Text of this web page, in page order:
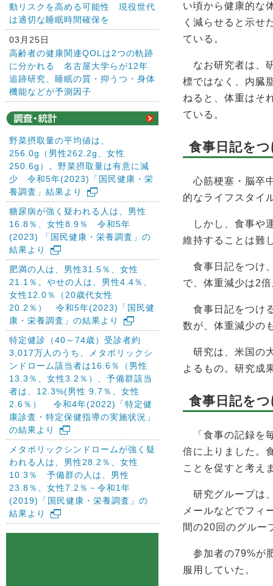
い頃から健康的な
く減らせると示せ
ている。
なお研究者は、
標ではなく、内臓
ねると、体重はそ
ている。
食事日記を
心筋梗塞・脳卒
的なライフスタイ
しかし、食事や
維持することは難
食事日記をつけ
で、体重減少は2
食事日記をつけ
数が、体重減少の
研究は、米国の
よるもの。研究
食事日記を
「食事の記録を
倍に上りました。
ことを促すと考え
研究グループは
メールなどでフィ
間の20回のグルー
参加者の79%が
服用していた。
動リスクを高める可能性 現役世代
は適切な睡眠時間確保を
03月25日
高齢者の健康関連QOLは2つの軌跡
に分かれる 名古屋大学らが12年
追跡研究、睡眠の質・抑うつ・身体
機能などが予測因子
野菜摂取量の平均値は、
256.0g（男性262.2g、女性
250.6g）。野菜摂取量は有意に減
少 令和5年(2023)「国民健康・栄
養調査」結果より
糖尿病が強く疑われる人は、男性
16.8％、女性8.9％ 令和5年
(2023) 「国民健康・栄養調査」の
結果より
肥満の人は、男性31.5％、女性
21.1％。やせの人は、男性4.4％、
女性12.0％（20歳代女性
20.2％） 令和5年(2023)「国民健
康・栄養調査」の結果より
特定健診（40～74歳）受診者約
3,017万人のうち、メタボリックシ
ンドローム該当者は16.6％（男性
13.3％、女性3.2％）、予備群該当
者は、12.3%(男性 9.7％、女性
2.6％） 令和4年(2022)「特定健
康診査・特定保健指導の実施状況」
の結果より
メタボリックシンドロームが強く疑
われる人は、男性28.2％、女性
10.3％ 予備群の人は、男性
23.8％、女性7.2％－令和1年
(2019)「国民健康・栄養調査」の
結果より